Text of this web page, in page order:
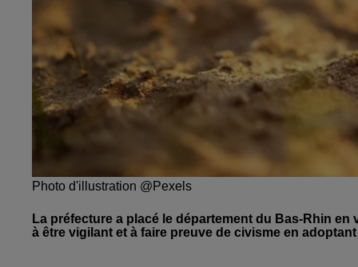
Photo d'illustration @Pexels
La préfecture a placé le département du Bas-Rhin
à être vigilant et à faire preuve de civisme en